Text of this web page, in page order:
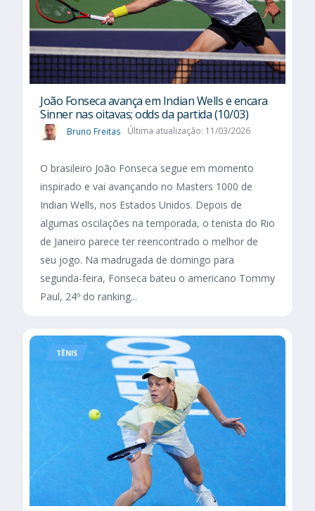
João Fonseca avança em Indian Wells e encara
Sinner nas oitavas; odds da partida (10/03)
Bruno Freitas Última atualização: 11/03/2026
O brasileiro João Fonseca segue em momento
inspirado e vai avançando no Masters 1000 de
Indian Wells, nos Estados Unidos. Depois de
algumas oscilações na temporada, o tenista do Rio
de Janeiro parece ter reencontrado o melhor de
seu jogo. Na madrugada de domingo para
segunda-feira, Fonseca bateu o americano Tommy
Paul, 24º do ranking...
TÊNIS